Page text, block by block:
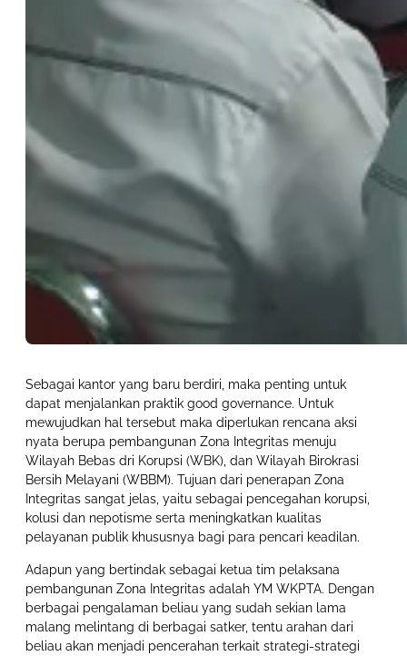
Sebagai kantor yang baru berdiri, maka penting untuk
dapat menjalankan praktik good governance. Untuk
mewujudkan hal tersebut maka diperlukan rencana aksi
nyata berupa pembangunan Zona Integritas menuju
Wilayah Bebas dri Korupsi (WBK), dan Wilayah Birokrasi
Bersih Melayani (WBBM). Tujuan dari penerapan Zona
Integritas sangat jelas, yaitu sebagai pencegahan korupsi,
kolusi dan nepotisme serta meningkatkan kualitas
pelayanan publik khususnya bagi para pencari keadilan.
Adapun yang bertindak sebagai ketua tim pelaksana
pembangunan Zona Integritas adalah YM WKPTA. Dengan
berbagai pengalaman beliau yang sudah sekian lama
malang melintang di berbagai satker, tentu arahan dari
beliau akan menjadi pencerahan terkait strategi-strategi